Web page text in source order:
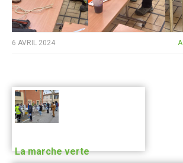
6 AVRIL 2024
La marche verte